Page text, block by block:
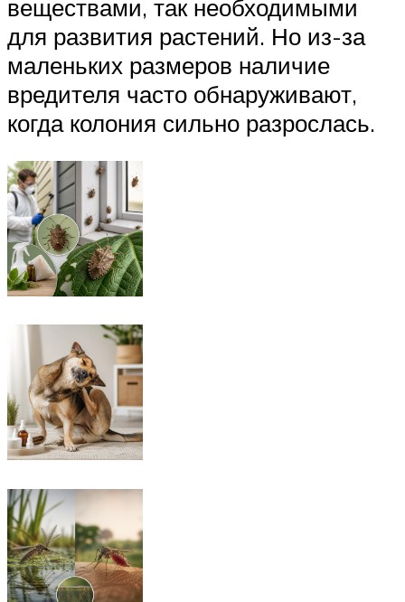
веществами, так необходимыми
для развития растений. Но из-за
маленьких размеров наличие
вредителя часто обнаруживают,
когда колония сильно разрослась.